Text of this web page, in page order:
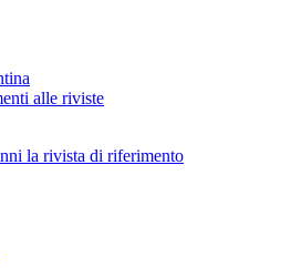
alle riviste
la rivista di riferimento